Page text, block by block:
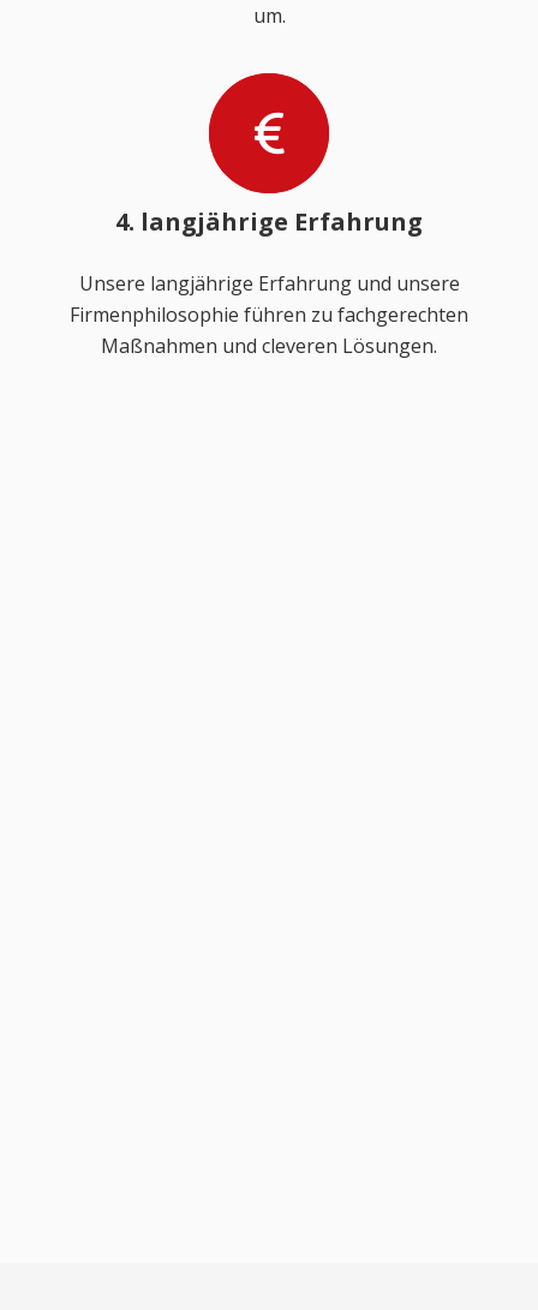
um.
4. langjährige Erfahrung
Unsere langjährige Erfahrung und unsere
Firmenphilosophie führen zu fachgerechten
Maßnahmen und cleveren Lösungen.